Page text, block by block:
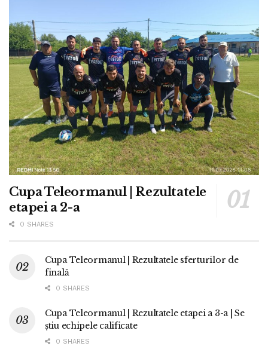
Cupa Teleormanul | Rezultatele
etapei a 2-a
0 SHARES
Cupa Teleormanul | Rezultatele sferturilor de
finală
0 SHARES
Cupa Teleormanul | Rezultatele etapei a 3-a | Se
știu echipele calificate
0 SHARES